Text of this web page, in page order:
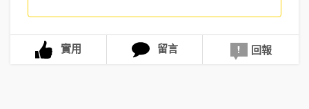
實用 留言 回報